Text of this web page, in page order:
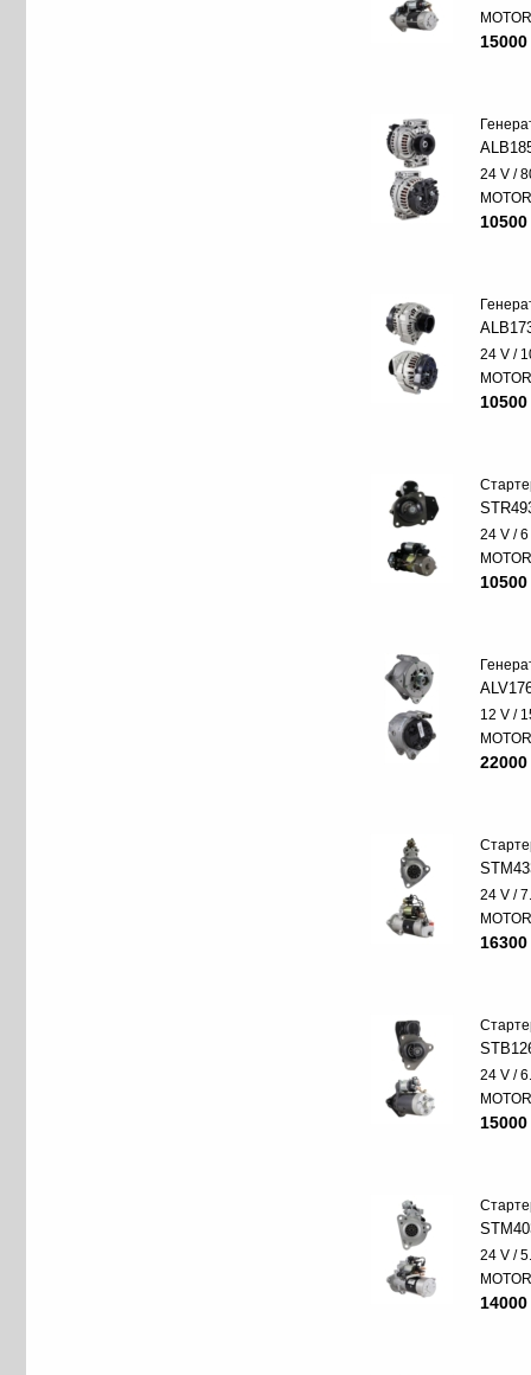
24 V /
24 V /
24 V /
12 V /
24 V /
24 V /
24 V /